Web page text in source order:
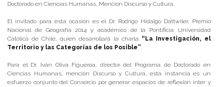
Doctorado en Ciencias Humanas, Mención Discurso y Cultura.
El invitado para esta ocasión es el Dr. Rodrigo Hidalgo Dattwiler, Premio
Nacional de Geografía 2014 y académico de la Pontificia Universidad
Católica de Chile, quien desarrollará la charla “La Investigación, el
Territorio y las Categorías de los Posible”.
Para el Dr. Iván Oliva Figueroa, director del Programa de Doctorado en
Ciencias Humanas, mención Discurso y Cultura, esta instancia es un
esfuerzo conjunto del Consorcio por generar espacios de reflexión inter y